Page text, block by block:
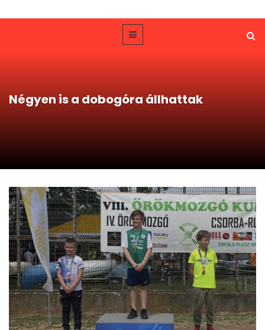
Négyen is a dobogóra állhattak